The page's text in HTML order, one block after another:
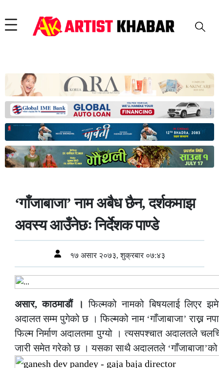
‘गाँजाबाजा’ नाम अबैध छैन, दर्शकमाझ
अवस्य आउँनेछः निर्देशक पाण्डे
१७ असार २०७३, शुक्रबार ०७:४३
असार, काठमाडौं । फिल्मको नामको बिषयलाई लिएर
अदालत सम्म पुगेको छ । फिल्मको नाम ‘गाँजाबाजा’ राख्न
फिल्म निर्माण अदालतमा पुग्यो । त्यसपश्चात अदालतले
जारी समेत गरेको छ । यसका साथै अदालतले ‘गाँजाबाजा’को